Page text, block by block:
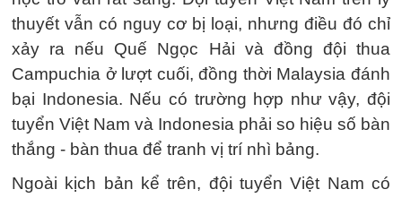
thuyết vẫn có nguy cơ bị loại, nhưng điều đó chỉ
xảy ra nếu Quế Ngọc Hải và đồng đội thua
Campuchia ở lượt cuối, đồng thời Malaysia đánh
bại Indonesia. Nếu có trường hợp như vậy, đội
tuyển Việt Nam và Indonesia phải so hiệu số bàn
thắng - bàn thua để tranh vị trí nhì bảng.
Ngoài kịch bản kể trên, đội tuyển Việt Nam có